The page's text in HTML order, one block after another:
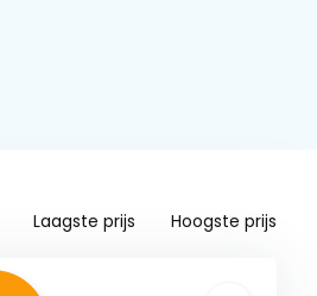
Laagste prijs Hoogste prijs